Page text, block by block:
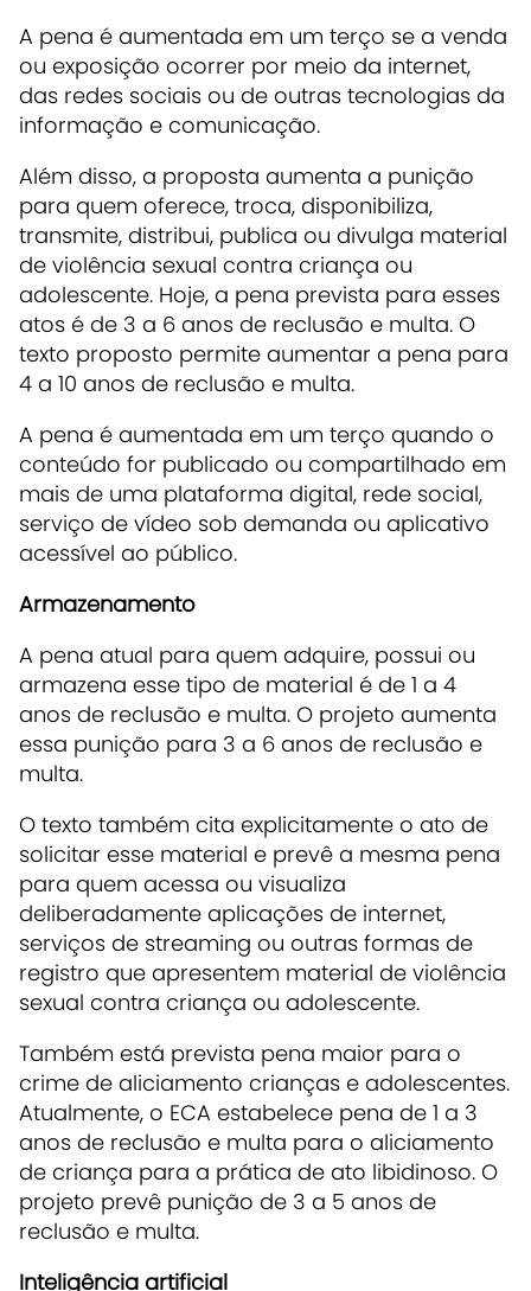
A pena é aumentada em um terço se a venda
ou exposição ocorrer por meio da internet,
das redes sociais ou de outras tecnologias da
informação e comunicação.
Além disso, a proposta aumenta a punição
para quem oferece, troca, disponibiliza,
transmite, distribui, publica ou divulga material
de violência sexual contra criança ou
adolescente. Hoje, a pena prevista para esses
atos é de 3 a 6 anos de reclusão e multa. O
texto proposto permite aumentar a pena para
4 a 10 anos de reclusão e multa.
A pena é aumentada em um terço quando o
conteúdo for publicado ou compartilhado em
mais de uma plataforma digital, rede social,
serviço de vídeo sob demanda ou aplicativo
acessível ao público.
Armazenamento
A pena atual para quem adquire, possui ou
armazena esse tipo de material é de 1 a 4
anos de reclusão e multa. O projeto aumenta
essa punição para 3 a 6 anos de reclusão e
multa.
O texto também cita explicitamente o ato de
solicitar esse material e prevê a mesma pena
para quem acessa ou visualiza
deliberadamente aplicações de internet,
serviços de streaming ou outras formas de
registro que apresentem material de violência
sexual contra criança ou adolescente.
Também está prevista pena maior para o
crime de aliciamento crianças e adolescentes.
Atualmente, o ECA estabelece pena de 1 a 3
anos de reclusão e multa para o aliciamento
de criança para a prática de ato libidinoso. O
projeto prevê punição de 3 a 5 anos de
reclusão e multa.
Inteligência artificial